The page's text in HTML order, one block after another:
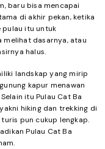
baru bisa mencapai
di akhir pekan, ketika
itu untuk
melihat dasarnya, atau
halus.
landskap yang mirip
kapur menawan
itu Pulau Cat Ba
hiking dan trekking di
pun cukup lengkap.
Pulau Cat Ba